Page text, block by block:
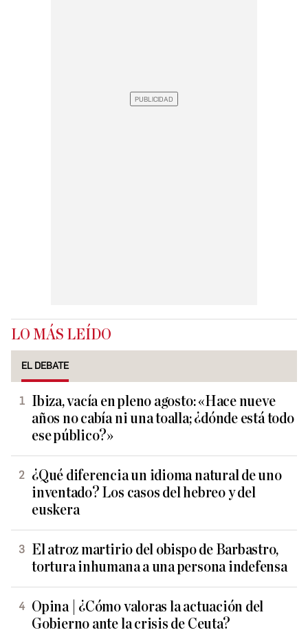
LO MÁS LEÍDO
EL DEBATE
Ibiza, vacía en pleno agosto: «Hace nueve
años no cabía ni una toalla; ¿dónde está todo
ese público?»
¿Qué diferencia un idioma natural de uno
inventado? Los casos del hebreo y del
euskera
El atroz martirio del obispo de Barbastro,
tortura inhumana a una persona indefensa
Opina | ¿Cómo valoras la actuación del
Gobierno ante la crisis de Ceuta?